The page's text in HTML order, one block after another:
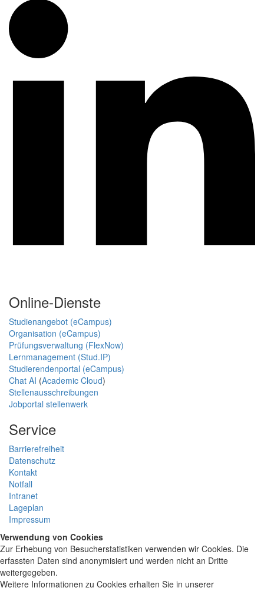
Online-Dienste
Studienangebot (eCampus)
Organisation (eCampus)
Prüfungsverwaltung (FlexNow)
Lernmanagement (Stud.IP)
Studierendenportal (eCampus)
Chat AI (Academic Cloud)
Stellenausschreibungen
Jobportal stellenwerk
Service
Barrierefreiheit
Datenschutz
Kontakt
Notfall
Intranet
Lageplan
Impressum
Verwendung von Cookies
Zur Erhebung von Besucherstatistiken verwenden wir Cookies. Die
erfassten Daten sind anonymisiert und werden nicht an Dritte
weitergegeben.
Weitere Informationen zu Cookies erhalten Sie in unserer